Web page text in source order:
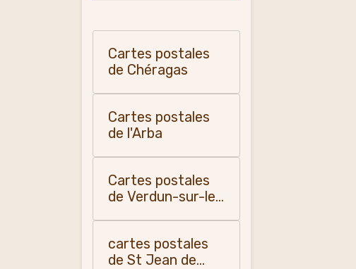
Cartes postales
de Chéragas
Cartes postales
de l'Arba
Cartes postales
de Verdun-sur-le-
cartes postales
de St Jean de